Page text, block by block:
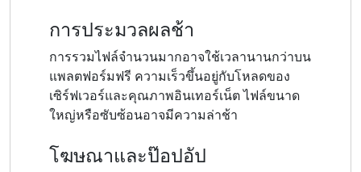
การประมวลผลช้า
การรวมไฟล์จำนวนมากอาจใช้เวลานานกว่าบน
แพลตฟอร์มฟรี ความเร็วขึ้นอยู่กับโหลดของ
เซิร์ฟเวอร์และคุณภาพอินเทอร์เน็ต ไฟล์ขนาด
ใหญ่หรือซับซ้อนอาจมีความล่าช้า
โฆษณาและป๊อปอัป